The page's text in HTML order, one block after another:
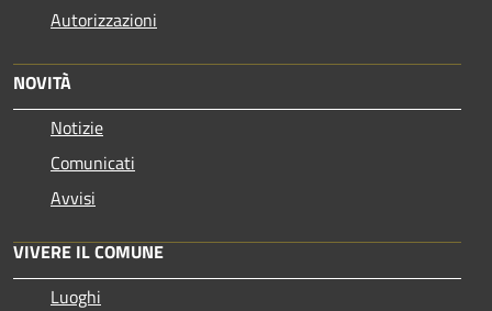
Autorizzazioni
NOVITÀ
Notizie
Comunicati
Avvisi
VIVERE IL COMUNE
Luoghi